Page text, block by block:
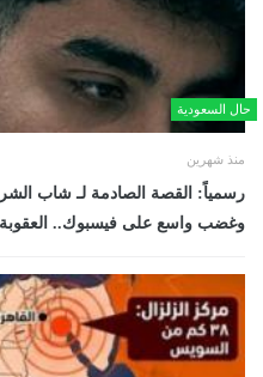
حال السعودية
منذ شهرين
رسمياً: القصة الصادمة لـ شاب
وغضب واسع على فيسبوك.. العقوبة قد تصل